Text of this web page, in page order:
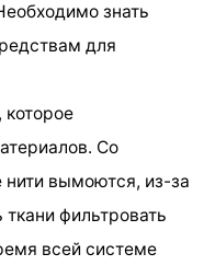
знать
для
которое
Со
вымоются, из-за
фильтровать
всей системе